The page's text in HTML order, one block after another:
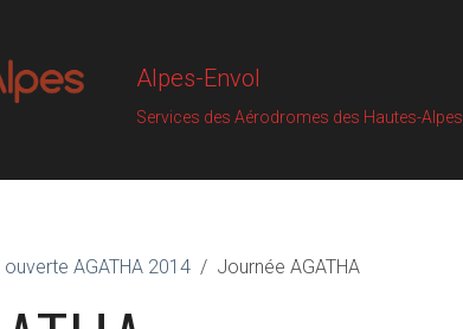
Alpes-Envol
Services des Aérodromes des Hautes-Alpes
AGATHA 2014 Journée AGATHA